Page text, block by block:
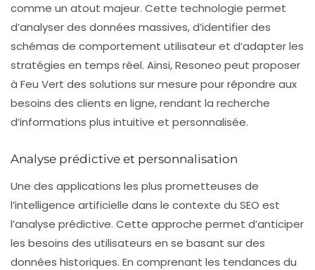
comme un atout majeur. Cette technologie permet
d’analyser des données massives, d’identifier des
schémas de comportement utilisateur et d’adapter les
stratégies en temps réel. Ainsi, Resoneo peut proposer
à Feu Vert des solutions sur mesure pour répondre aux
besoins des clients en ligne, rendant la recherche
d’informations plus intuitive et personnalisée.
Analyse prédictive et personnalisation
Une des applications les plus prometteuses de
l’intelligence artificielle dans le contexte du SEO est
l’analyse prédictive. Cette approche permet d’anticiper
les besoins des utilisateurs en se basant sur des
données historiques. En comprenant les tendances du